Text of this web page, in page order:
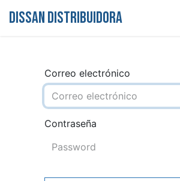
DISSAN DISTRIBUIDORA
Correo electrónico
Contraseña